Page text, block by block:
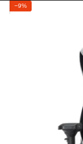
−9%